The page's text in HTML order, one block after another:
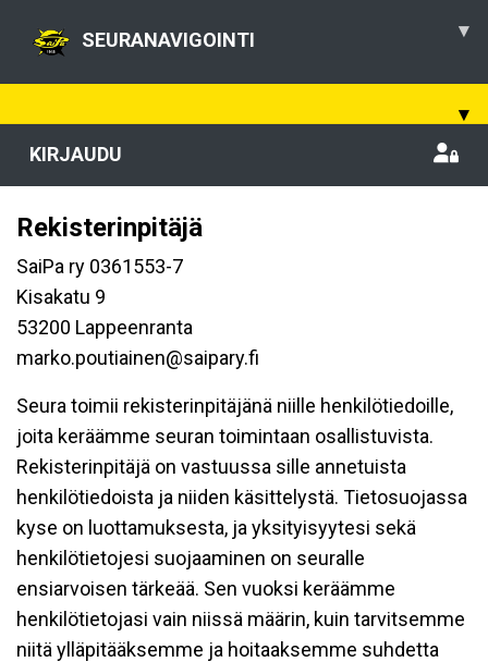
SEURANAVIGOINTI ▾
▾
KIRJAUDU
Rekisterinpitäjä
SaiPa ry 0361553-7
Kisakatu 9
53200 Lappeenranta
marko.poutiainen@saipary.fi
Seura toimii rekisterinpitäjänä niille henkilötiedoille,
joita keräämme seuran toimintaan osallistuvista.
Rekisterinpitäjä on vastuussa sille annetuista
henkilötiedoista ja niiden käsittelystä. Tietosuojassa
kyse on luottamuksesta, ja yksityisyytesi sekä
henkilötietojesi suojaaminen on seuralle
ensiarvoisen tärkeää. Sen vuoksi keräämme
henkilötietojasi vain niissä määrin, kuin tarvitsemme
niitä ylläpitääksemme ja hoitaaksemme suhdetta